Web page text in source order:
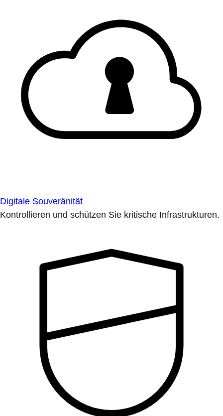
Digitale Souveränität
Kontrollieren und schützen Sie kritische Infrastrukturen.